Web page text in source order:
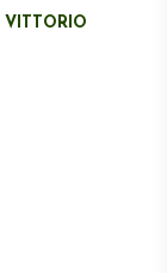
VITTORIO